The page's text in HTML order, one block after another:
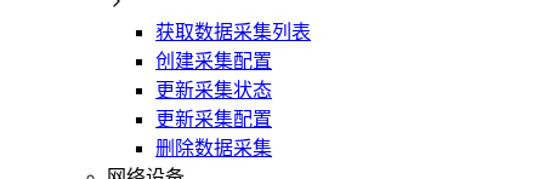
获取数据采集列表
创建采集配置
更新采集状态
更新采集配置
删除数据采集